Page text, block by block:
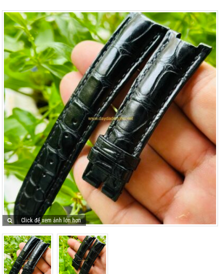
Click để xem ảnh lớn hơn